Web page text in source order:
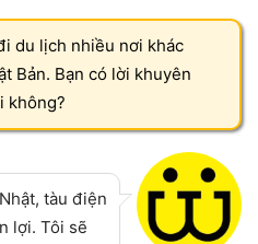
du lịch nhiều nơi khác
Bản. Bạn có lời khuyên
không?
tàu điện
lợi. Tôi sẽ